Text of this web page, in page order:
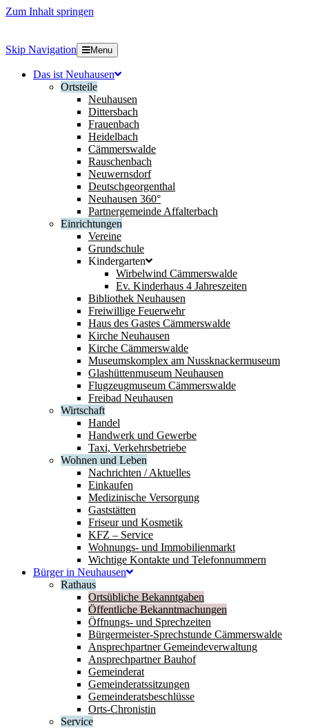
Zum Inhalt springen
Skip Navigation Menu
Das ist Neuhausen
Ortsteile
Neuhausen
Dittersbach
Frauenbach
Heidelbach
Cämmerswalde
Rauschenbach
Neuwernsdorf
Deutschgeorgenthal
Neuhausen 360°
Partnergemeinde Affalterbach
Einrichtungen
Vereine
Grundschule
Kindergarten
Wirbelwind Cämmerswalde
Ev. Kinderhaus 4 Jahreszeiten
Bibliothek Neuhausen
Freiwillige Feuerwehr
Haus des Gastes Cämmerswalde
Kirche Neuhausen
Kirche Cämmerswalde
Museumskomplex am Nussknackermuseum
Glashüttenmuseum Neuhausen
Flugzeugmuseum Cämmerswalde
Freibad Neuhausen
Wirtschaft
Handel
Handwerk und Gewerbe
Taxi, Verkehrsbetriebe
Wohnen und Leben
Nachrichten / Aktuelles
Einkaufen
Medizinische Versorgung
Gaststätten
Friseur und Kosmetik
KFZ – Service
Wohnungs- und Immobilienmarkt
Wichtige Kontakte und Telefonnummern
Bürger in Neuhausen
Rathaus
Ortsübliche Bekanntgaben
Öffentliche Bekanntmachungen
Öffnungs- und Sprechzeiten
Bürgermeister-Sprechstunde Cämmerswalde
Ansprechpartner Gemeindeverwaltung
Ansprechpartner Bauhof
Gemeinderat
Gemeinderatssitzungen
Gemeinderatsbeschlüsse
Orts-Chronistin
Service